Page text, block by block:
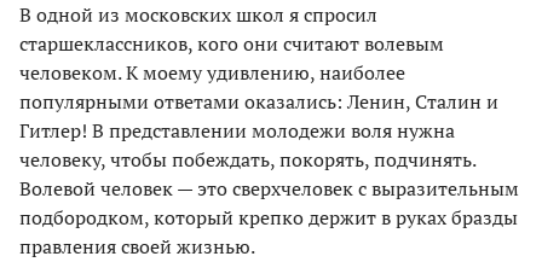
В одной из московских школ я спросил
старшеклассников, кого они считают волевым
человеком. К моему удивлению, наиболее
популярными ответами оказались: Ленин, Сталин и
Гитлер! В представлении молодежи воля нужна
человеку, чтобы побеждать, покорять, подчинять.
Волевой человек — это сверхчеловек с выразительным
подбородком, который крепко держит в руках бразды
правления своей жизнью.